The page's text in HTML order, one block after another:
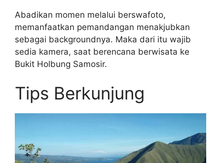
Abadikan momen melalui berswafoto,
memanfaatkan pemandangan menakjubkan
sebagai backgroundnya. Maka dari itu wajib
sedia kamera, saat berencana berwisata ke
Bukit Holbung Samosir.
Tips Berkunjung